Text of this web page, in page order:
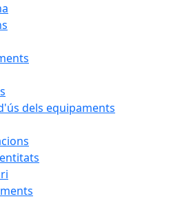
dels equipaments